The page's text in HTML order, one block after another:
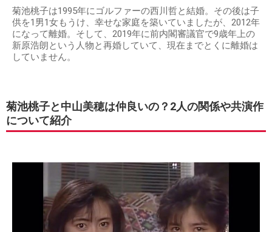
菊池桃子は1995年にゴルファーの西川哲と結婚。その後は子
供を1男1女もうけ、幸せな家庭を築いていましたが、2012年
になって離婚。そして、2019年に前内閣審議官で9歳年上の
新原浩朗という人物と再婚していて、現在までとくに離婚は
していません。
菊池桃子と中山美穂は仲良いの？2人の関係や共演作
について紹介